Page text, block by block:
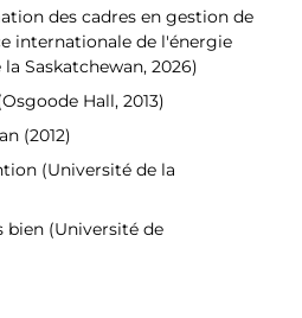
des cadres en gestion de
internationale de l'énergie
Saskatchewan, 2026)
Hall, 2013)
(2012)
(Université de la
bien (Université de